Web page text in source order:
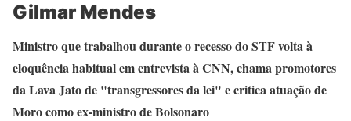
Gilmar Mendes
Ministro que trabalhou durante o recesso do STF volta à
eloquência habitual em entrevista à CNN, chama promotores
da Lava Jato de "transgressores da lei" e critica atuação de
Moro como ex-ministro de Bolsonaro